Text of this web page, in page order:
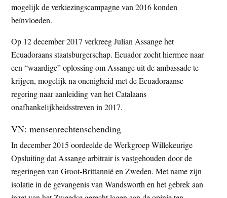
mogelijk de verkiezingscampagne van 2016 konden
beïnvloeden.
Op 12 december 2017 verkreeg Julian Assange het
Ecuadoraans staatsburgerschap. Ecuador zocht hiermee naar
een “waardige” oplossing om Assange uit de ambassade te
krijgen, mogelijk na onenigheid met de Ecuadoraanse
regering naar aanleiding van het Catalaans
onafhankelijkheidsstreven in 2017.
VN: mensenrechtenschending
In december 2015 oordeelde de Werkgroep Willekeurige
Opsluiting dat Assange arbitrair is vastgehouden door de
regeringen van Groot-Brittannië en Zweden. Met name zijn
isolatie in de gevangenis van Wandsworth en het gebrek aan